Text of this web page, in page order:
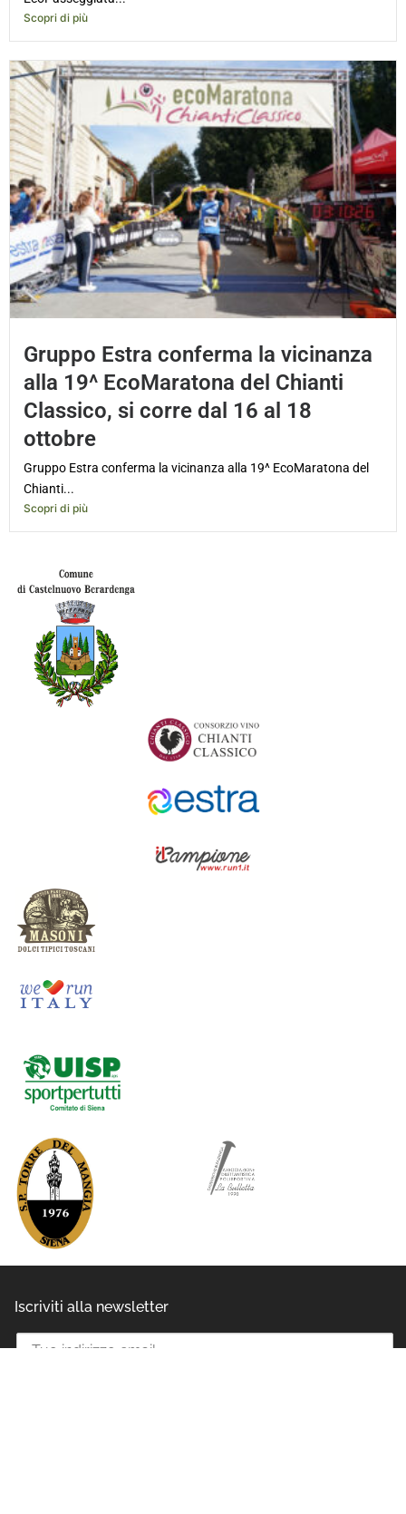
Scopri di più
Gruppo Estra conferma la vicinanza
alla 19^ EcoMaratona del Chianti
Classico, si corre dal 16 al 18
ottobre
Gruppo Estra conferma la vicinanza alla 19^ EcoMaratona del
Chianti...
Scopri di più
Iscriviti alla newsletter